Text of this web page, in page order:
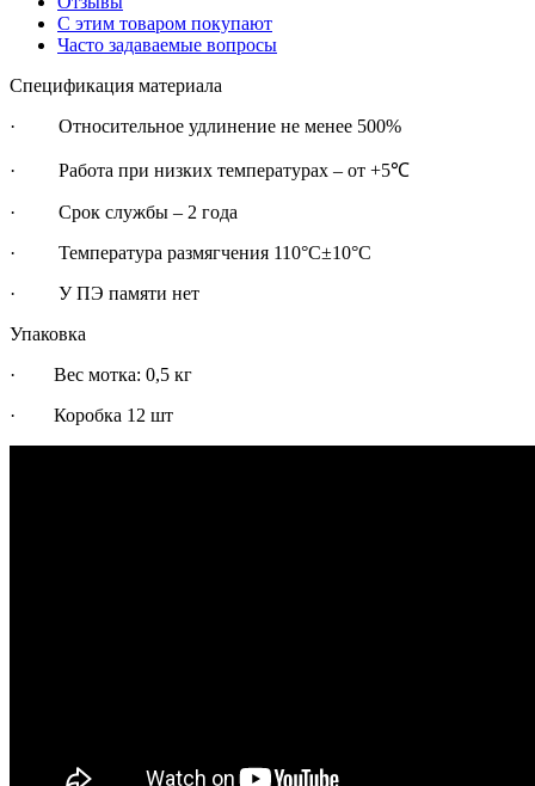
С этим товаром покупают
Часто задаваемые вопросы
Спецификация материала
· Относительное удлинение не менее 500%
· Работа при низких температурах – от +5℃
· Срок службы – 2 года
· Температура размягчения 110°С±10°С
· У ПЭ памяти нет
Упаковка
· Вес мотка: 0,5 кг
· Коробка 12 шт